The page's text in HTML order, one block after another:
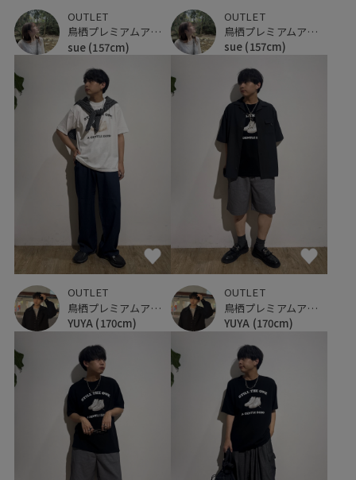
OUTLET
鳥栖プレミアムアウトレット
sue (157cm)
OUTLET
鳥栖プレミアムアウトレット
sue (157cm)
OUTLET
鳥栖プレミアムアウトレット
YUYA (170cm)
OUTLET
鳥栖プレミアムアウトレット
YUYA (170cm)